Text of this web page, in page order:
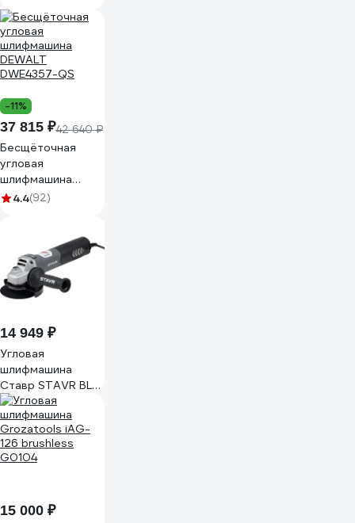
-11%
37 815 ₽42 640 ₽
Бесщёточная
угловая
шлифмашина
DEWALT
4.4(92)
14 949 ₽
Угловая
шлифмашина
Ставр STAVR BL
125 мм 1300 Вт со
стабилизацией и
регулировкой
оборотов, SAG 13-
125BL-VS
15 000 ₽